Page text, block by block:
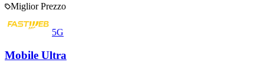
Miglior Prezzo
5G
Mobile Ultra